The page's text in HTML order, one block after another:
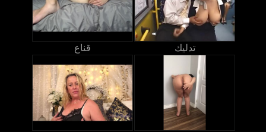
قناع تدليك